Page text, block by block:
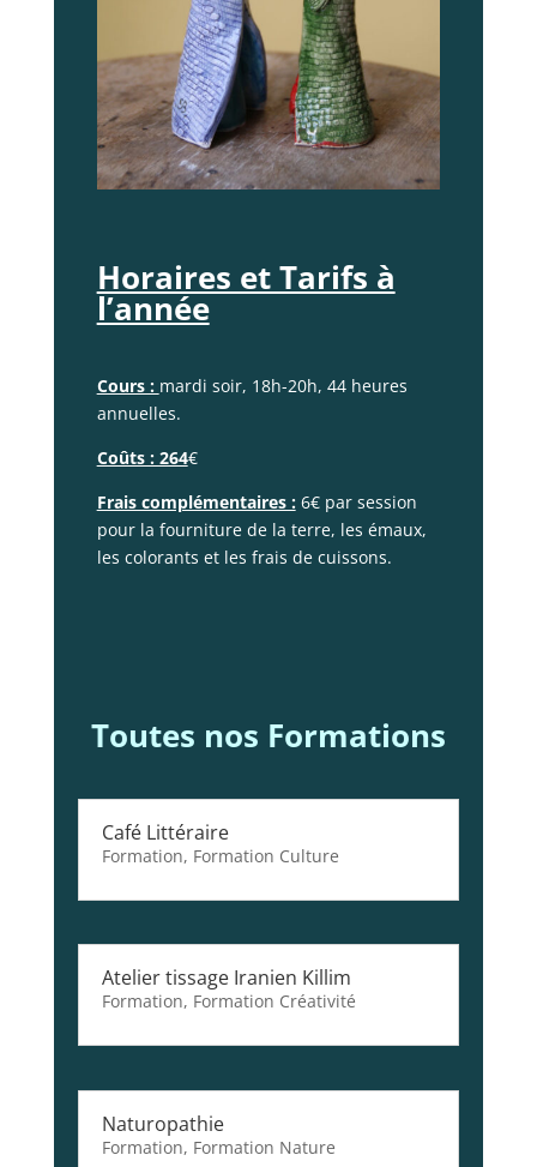
Horaires et Tarifs à
l’année
Cours : mardi soir, 18h-20h, 44 heures
annuelles.
Coûts : 264€
Frais complémentaires :6€ par session
pour la fourniture de la terre, les émaux,
les colorants et les frais de cuissons.
Toutes nos Formations
Café Littéraire
Formation, Formation Culture
Atelier tissage Iranien Killim
Formation, Formation Créativité
Naturopathie
Formation, Formation Nature